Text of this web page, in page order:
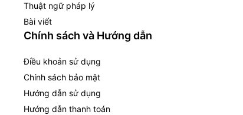
Thuật ngữ pháp lý
Bài viết
Chính sách và Hướng dẫn
Điều khoản sử dụng
Chính sách bảo mật
Hướng dẫn sử dụng
Hướng dẫn thanh toán